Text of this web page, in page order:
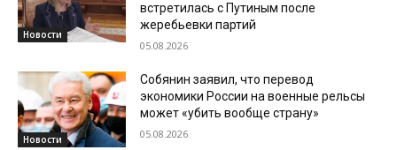
Новости
встретилась с Путиным после
жеребьевки партий
05.08.2026
Новости
Собянин заявил, что перевод
экономики России на военные рельсы
может «убить вообще страну»
05.08.2026